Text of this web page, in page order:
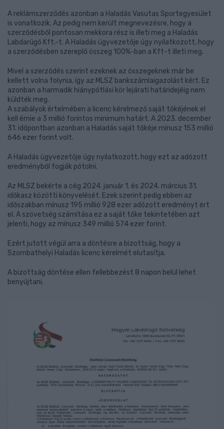
A reklámszerződés azonban a Haladás Vasutas Sportegyesület
is vonatkozik. Az pedig nem került megnevezésre, hogy a
szerződésből pontosan mekkora rész is illeti meg a Haladás
Labdarúgó Kft.-t. A Haladás ügyvezetője úgy nyilatkozott, hogy
a szerződésben szereplő összeg 100%-ban a Kft-t illeti meg.
Mivel a szerződés szerint ezeknek az összegeknek már be
kellett volna folynia, így az MLSZ bankszámlaigazolást kért. Ez
azonban a harmadik hiánypótlási kör lejárati határidejéig nem
küldték meg.
A szabályok értelmében a licenc kérelmező saját tőkéjének el
kell érnie a 3 millió forintos minimum határt. A 2023. december
31. időpontban azonban a Haladás saját tőkéje mínusz 153 millió
646 ezer forint volt.
A Haladás ügyvezetője úgy nyilatkozott, hogy ezt az adózott
eredményből fogják pótolni.
Az MLSZ bekérte a cég 2024. január 1. és 2024. március 31.
időkasz közötti könyvelését. Ezek szerint pedig ebben az
időszakban mínusz 195 millió 928 ezer adózott eredményt ért
el. A szövetség számítása ez a saját tőke tekintetében azt
jelenti, hogy az mínusz 349 millió 574 ezer forint.
Ezért jutott végül arra a döntésre a bizottság, hogy a
Szombathelyi Haladás licenc kérelmét elutasítja.
A bizottság döntése ellen fellebbezést 8 napon belül lehet
benyújtani.